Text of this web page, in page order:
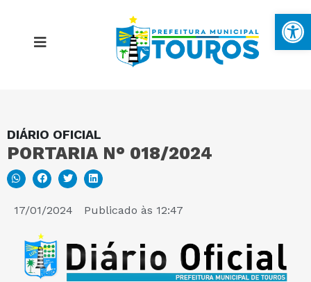
DIÁRIO OFICIAL
PORTARIA N° 018/2024
17/01/2024 Publicado às 12:47
MAPA DO SITE
PORTAL DA TRANSPARÊNCIA
E-SIC
PERGUNTAS FREQUENTES